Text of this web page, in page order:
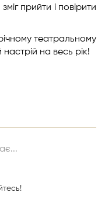
прийти і повірити
театральному
на весь рік!